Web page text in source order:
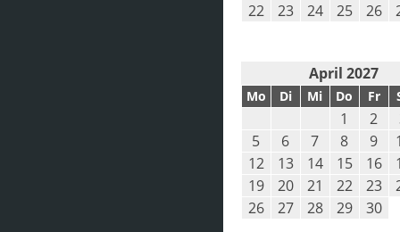
22
23 24 25 26
April 2027
Mo Di Mi Do Fr
1 2
5
6 7 8 9
12
13 14 15 16
19
20 21 22 23
26
27 28 29 30